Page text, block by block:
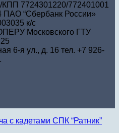
7724301220/772401001
ПАО “Сбербанк России»
к/с
Московского ГТУ
6-я ул., д. 16 тел. +7 926-
с кадетами СПК “Ратник”